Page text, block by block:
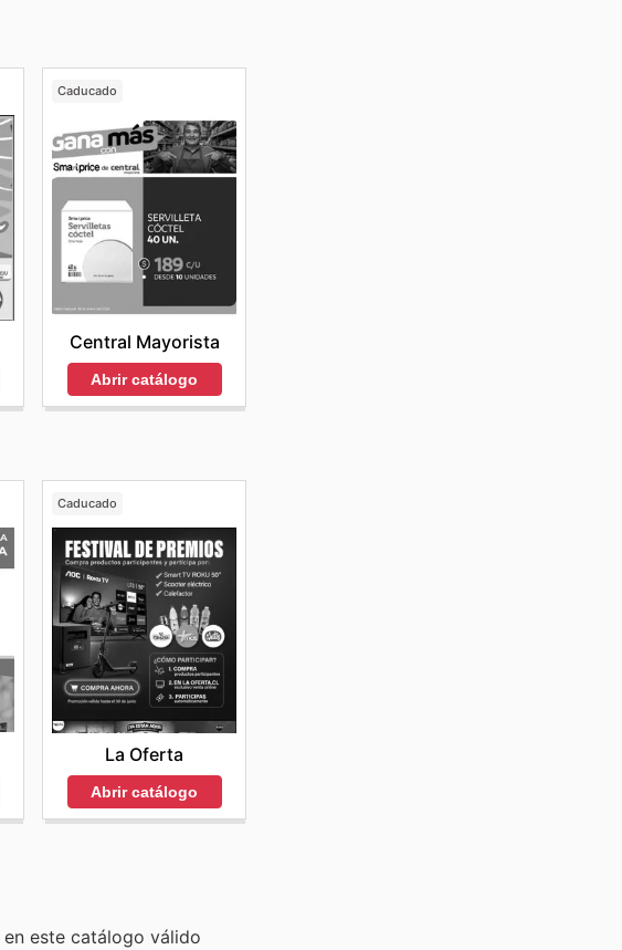
Caducado
Central Mayorista
Abrir catálogo
Caducado
La Oferta
Abrir catálogo
en este catálogo válido